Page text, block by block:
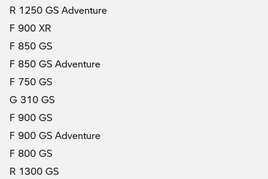
R 1250 GS Adventure
F 900 XR
F 850 GS
F 850 GS Adventure
F 750 GS
G 310 GS
F 900 GS
F 900 GS Adventure
F 800 GS
R 1300 GS